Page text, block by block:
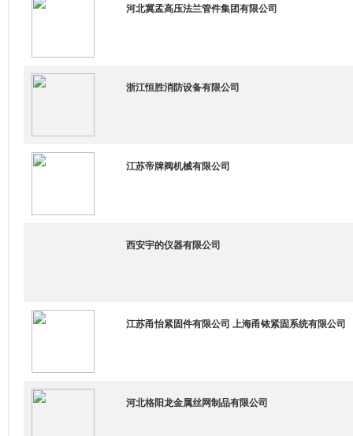
河北冀孟高压法兰管件集团有限公司
浙江恒胜消防设备有限公司
江苏帝牌阀机械有限公司
西安宇的仪器有限公司
江苏甬怡紧固件有限公司 上海甬铱紧固系统有限公司
河北格阳龙金属丝网制品有限公司